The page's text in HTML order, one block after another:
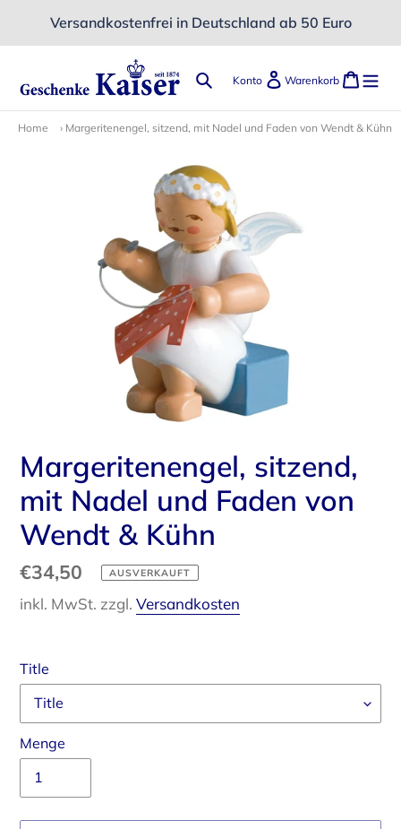
Versandkostenfrei in Deutschland ab 50 Euro
Suchen
Konto Einloggen
Warenkorb
Home › Margeritenengel, sitzend, mit Nadel und Faden von Wendt & Kühn
Margeritenengel, sitzend,
mit Nadel und Faden von
Wendt & Kühn
Normaler
Preis
€34,50 AUSVERKAUFT
inkl. MwSt. zzgl. Versandkosten
Title
Menge